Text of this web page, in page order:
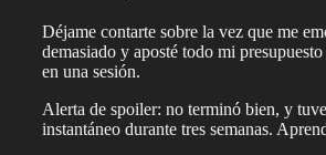
Déjame contarte sobre la vez que me
demasiado y aposté todo mi
en una sesión.
Alerta de spoiler: no terminó bien, y
instantáneo durante tres semanas.